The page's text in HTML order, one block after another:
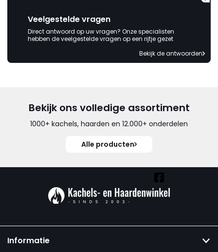
Veelgestelde vragen
Direct antwoord op uw vragen? Onze specialisten
hebben de veelgestelde vragen op een rijtje gezet
Bekijk de antwoorden
Bekijk ons volledige assortiment
1000+ kachels, haarden en 12.000+ onderdelen
Alle producten
Informatie